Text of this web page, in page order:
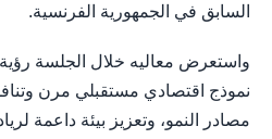
السابق في الجمهورية الفرنسية.
واستعرض معاليه خلال الجلسة رؤية
نموذج اقتصادي مستقبلي مرن
مصادر النمو، وتعزيز بيئة داعمة